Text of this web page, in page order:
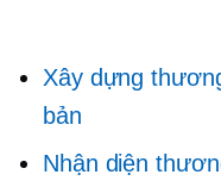
Xây dựng
bản
Nhận diện